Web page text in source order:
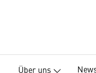
Über uns